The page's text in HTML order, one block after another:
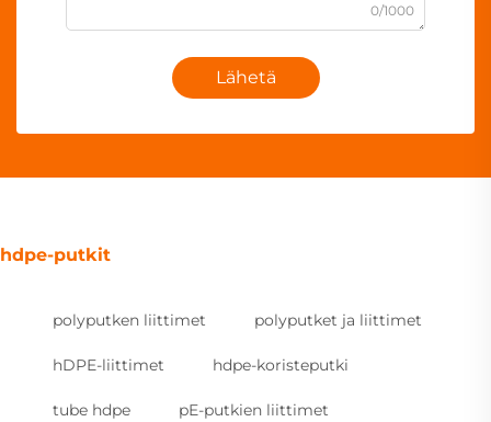
0/1000
Lähetä
hdpe-putkit
polyputken liittimet polyputket ja liittimet
hDPE-liittimet hdpe-koristeputki
tube hdpe pE-putkien liittimet